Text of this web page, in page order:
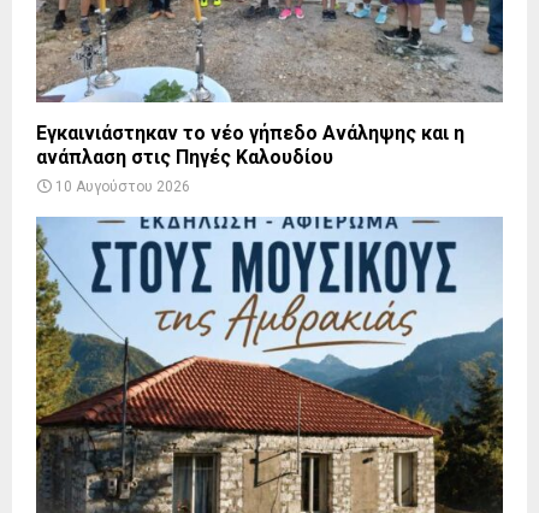
Εγκαινιάστηκαν το νέο γήπεδο Ανάληψης και η
ανάπλαση στις Πηγές Καλουδίου
10 Αυγούστου 2026